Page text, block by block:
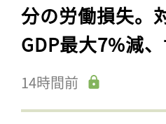
分の労働損失。
GDP最大7%減
14時間前